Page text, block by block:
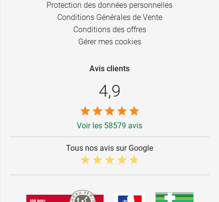
Protection des données personnelles
Conditions Générales de Vente
Conditions des offres
Gérer mes cookies
Avis clients
4,9
Voir les 58579 avis
Tous nos avis sur Google